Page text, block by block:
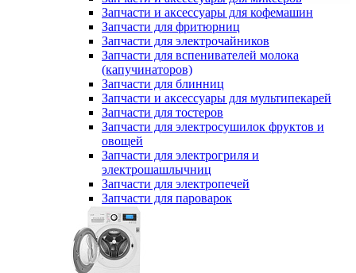
Запчасти и аксессуары для кофемашин
Запчасти для фритюрниц
Запчасти для электрочайников
Запчасти для вспенивателей молока
(капучинаторов)
Запчасти для блинниц
Запчасти и аксессуары для мультипекарей
Запчасти для тостеров
Запчасти для электросушилок фруктов и
овощей
Запчасти для электрогриля и
электрошашлычниц
Запчасти для электропечей
Запчасти для пароварок